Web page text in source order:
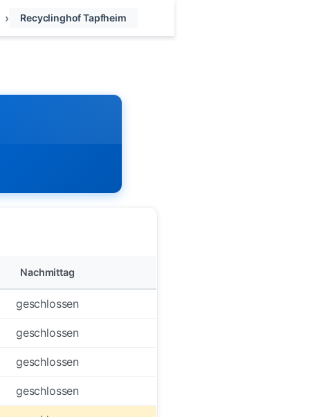
Recyclinghof Tapfheim
Nachmittag
geschlossen
geschlossen
geschlossen
geschlossen